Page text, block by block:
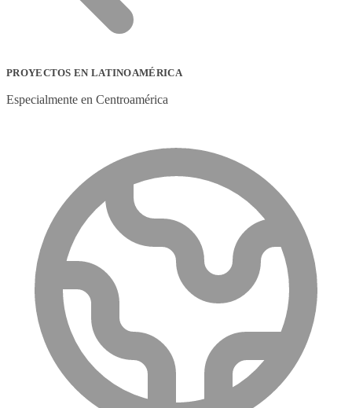
PROYECTOS EN LATINOAMÉRICA
Especialmente en Centroamérica